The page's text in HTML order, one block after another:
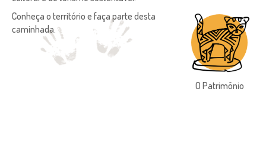
Conheça o território e faça parte desta
caminhada.
O Patrimônio